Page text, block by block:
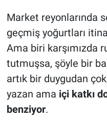
Market reyonlarında
geçmiş yoğurtları
Ama biri karşımızda
tutmuşsa, şöyle bir
artık bir duygudan
yazan ama içi katkı
benziyor.